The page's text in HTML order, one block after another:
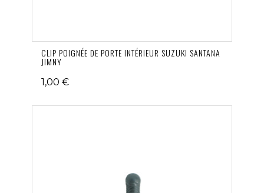
CLIP POIGNÉE DE PORTE INTÉRIEUR SUZUKI SANTANA
JIMNY
1,00 €